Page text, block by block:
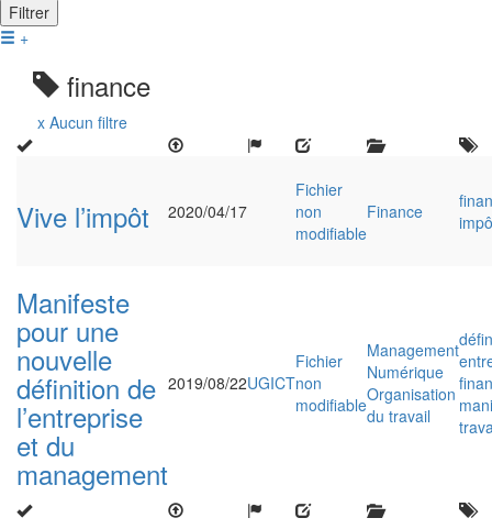
Filtrer
+
finance
x Aucun filtre
Vive l’impôt 2020/04/17
Fichier
non
modifiable
Finance
Manifeste
pour une
nouvelle
définition de
l’entreprise
et du
management
2019/08/22UGICT
Fichier
non
modifiable
Management
Numérique
Organisation
du travail